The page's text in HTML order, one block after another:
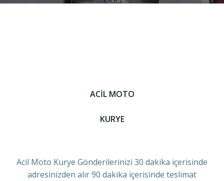
ACİL MOTO
KURYE
Acil Moto Kurye Gönderilerinizi 30 dakika içerisinde
adresinizden alır 90 dakika içerisinde teslimat